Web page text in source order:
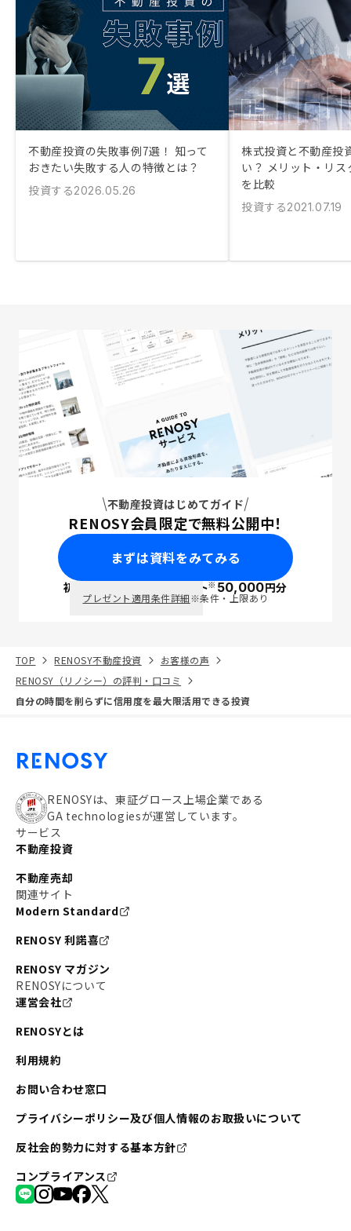
不動産投資の失敗事例7選！ 知って
おきたい失敗する人の特徴とは？
投資する2026.05.26
株式投資と不動産投
い？ メリット・リ
を比較
投資する2021.07.19
不動産投資はじめてガイド
RENOSY会員限定で無料公開中！
まずは資料をみてみる
初回面談で ポイント※50,000円分
プレゼント適用条件詳細※条件・上限あり
TOP RENOSY不動産投資
お客様の声
RENOSY（リノシー）の評判・口コミ
自分の時間を削らずに信用度を最大限活用できる投資
RENOSYは、東証グロース上場企業である
GA technologiesが運営しています。
サービス
不動産投資
不動産売却
関連サイト
Modern Standard
RENOSY 利諾喜
RENOSY マガジン
RENOSYについて
運営会社
RENOSYとは
利用規約
お問い合わせ窓口
プライバシーポリシー及び個人情報のお取扱いについて
反社会的勢力に対する基本方針
コンプライアンス